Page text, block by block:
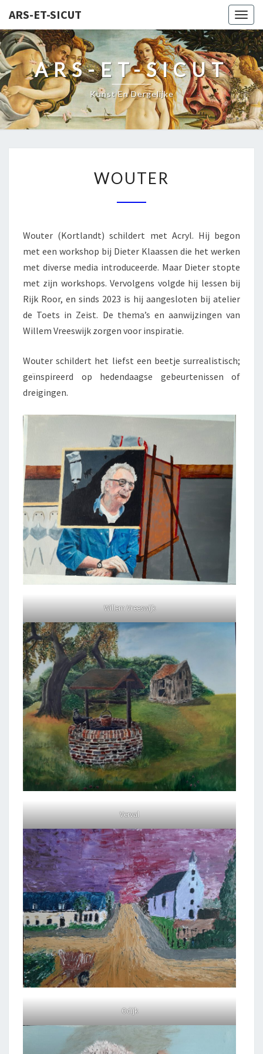
ARS-ET-SICUT
ARS-ET-SICUT
Kunst En Dergelijke
WOUTER
Wouter (Kortlandt) schildert met Acryl. Hij begon
met een workshop bij Dieter Klaassen die het werken
met diverse media introduceerde. Maar Dieter stopte
met zijn workshops. Vervolgens volgde hij lessen bij
Rijk Roor, en sinds 2023 is hij aangesloten bij atelier
de Toets in Zeist. De thema’s en aanwijzingen van
Willem Vreeswijk zorgen voor inspiratie.
Wouter schildert het liefst een beetje surrealistisch;
geïnspireerd op hedendaagse gebeurtenissen of
dreigingen.
Willem Vreeswijk
Verval
Odijk